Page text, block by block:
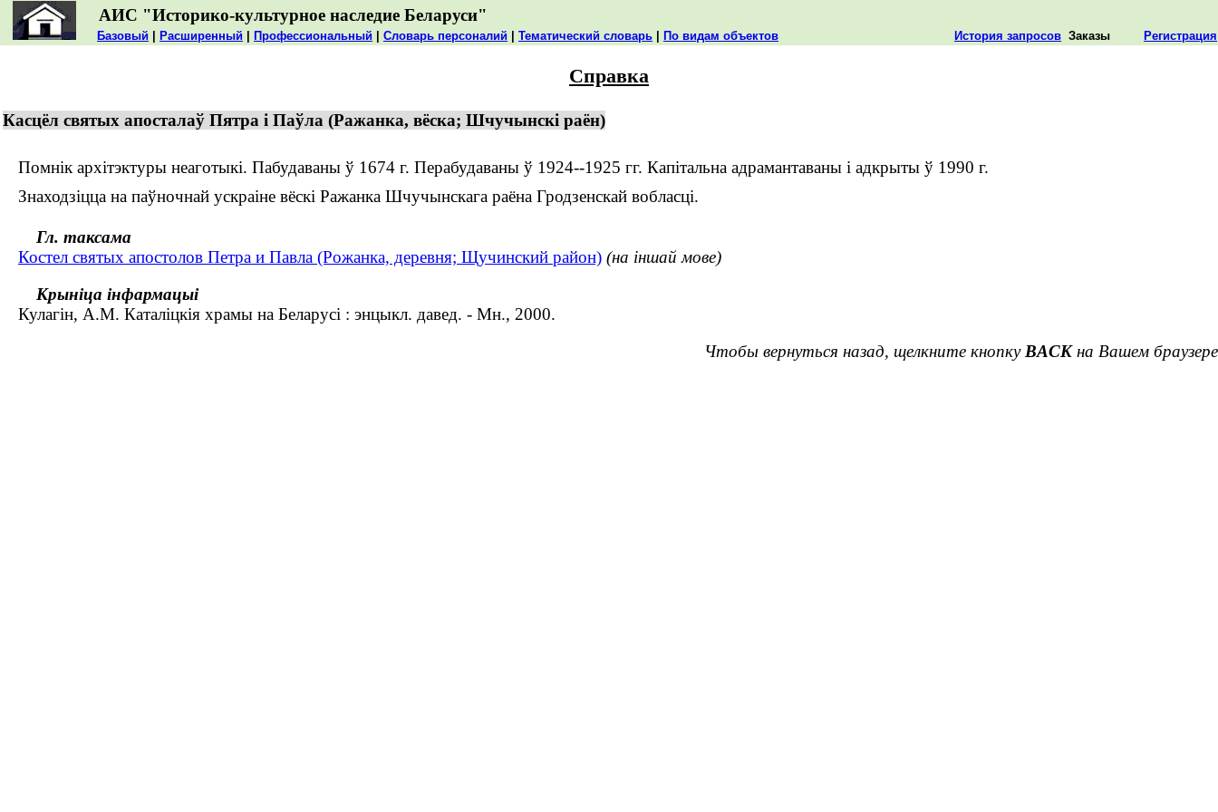
АИС "Историко-культурное наследие Беларуси"
Базовый Расширенный Профессиональный Словарь персоналий Тематический словарь По видам объектов История запросов Заказы Регистрация
Справка
Касцёл святых апосталаў Пятра і Паўла (Ражанка, вёска; Шчучынскі раён)
Помнік архітэктуры неаготыкі. Пабудаваны ў 1674 г. Перабудаваны ў 1924--1925 гг. Капітальна адрамантаваны і адкрыты ў 1990 г.
Знаходзіцца на паўночнай ускраіне вёскі Ражанка Шчучынскага раёна Гродзенскай вобласці.
Гл. таксама
Костел святых апостолов Петра и Павла (Рожанка, деревня; Щучинский район) (на іншай мове)
Крыніца інфармацыі
Кулагін, А.М. Каталіцкія храмы на Беларусі : энцыкл. давед. - Мн., 2000.
Чтобы вернуться назад, щелкните кнопку BACKна Вашем браузере